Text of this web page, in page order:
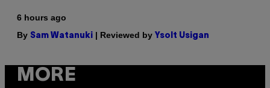
6 hours ago
By Sam Watanuki | Reviewed by Ysolt Usigan
MORE